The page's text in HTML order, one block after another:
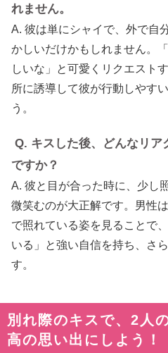
れません。
A. 彼は単にシャイで、外で自
かしいだけかもしれません。
しいな」と可愛くリクエスト
所に誘導して彼が行動しやす
う。
Q. キスした後、どんなリア
ですか？
A. 彼と目が合った時に、少し
微笑むのが大正解です。男性
で照れている姿を見ることで
いる」と強い自信を持ち、さ
す。
別れ際のキスで、2人
高の思い出にしよう！